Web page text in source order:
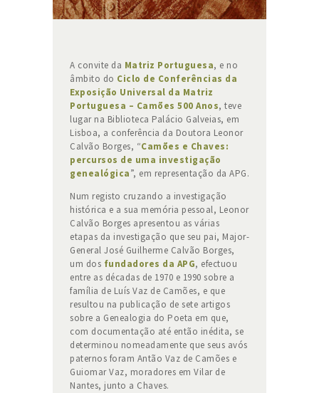
A convite da Matriz Portuguesa, e no
âmbito do Ciclo de Conferências da
Exposição Universal da Matriz
Portuguesa – Camões 500 Anos, teve
lugar na Biblioteca Palácio Galveias, em
Lisboa, a conferência da Doutora Leonor
Calvão Borges, “Camões e Chaves:
percursos de uma investigação
genealógica”, em representação da APG.
Num registo cruzando a investigação
histórica e a sua memória pessoal, Leonor
Calvão Borges apresentou as várias
etapas da investigação que seu pai, Major-
General José Guilherme Calvão Borges,
um dos fundadores da APG, efectuou
entre as décadas de 1970 e 1990 sobre a
família de Luís Vaz de Camões, e que
resultou na publicação de sete artigos
sobre a Genealogia do Poeta em que,
com documentação até então inédita, se
determinou nomeadamente que seus avós
paternos foram Antão Vaz de Camões e
Guiomar Vaz, moradores em Vilar de
Nantes, junto a Chaves.